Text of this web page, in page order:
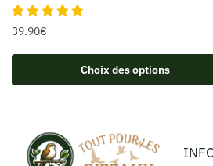
39.90€
Choix des options